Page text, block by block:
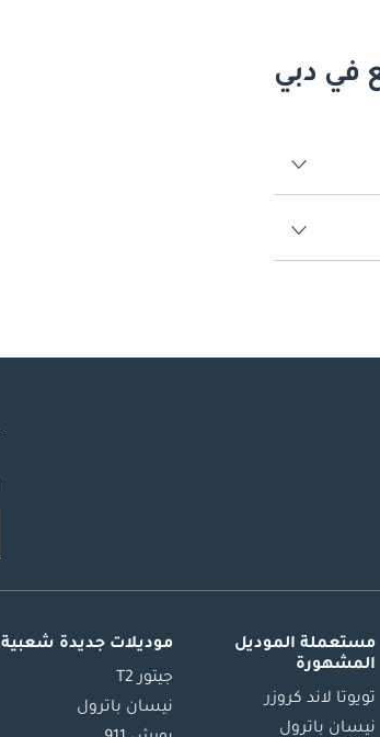
في دبي
مستعملة الموديل
المشهورة
تويوتا لاند كروزر
نيسان باترول
موديلات جديدة شعبية
جيتور T2
نيسان باترول